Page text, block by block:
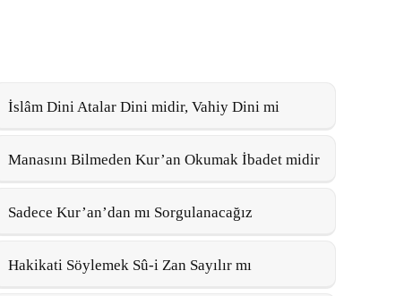
İslâm Dini Atalar Dini midir, Vahiy Dini mi
Manasını Bilmeden Kur’an Okumak İbadet midir
Sadece Kur’an’dan mı Sorgulanacağız
Hakikati Söylemek Sû-i Zan Sayılır mı